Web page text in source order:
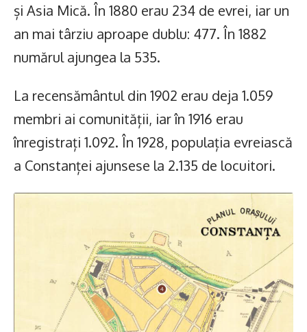
și Asia Mică. În 1880 erau 234 de evrei, iar un
an mai târziu aproape dublu: 477. În 1882
numărul ajungea la 535.
La recensământul din 1902 erau deja 1.059
membri ai comunității, iar în 1916 erau
înregistrați 1.092. În 1928, populația evreiască
a Constanței ajunsese la 2.135 de locuitori.